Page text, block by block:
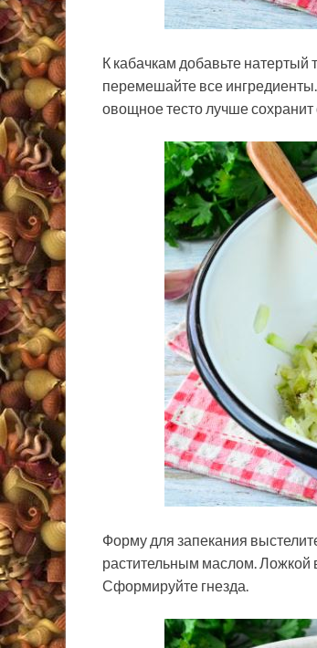
К кабачкам добавьте натертый
перемешайте все
овощное тесто лучше
Форму для запекания
растительным маслом. Ложкой
Сформируйте гнезда.